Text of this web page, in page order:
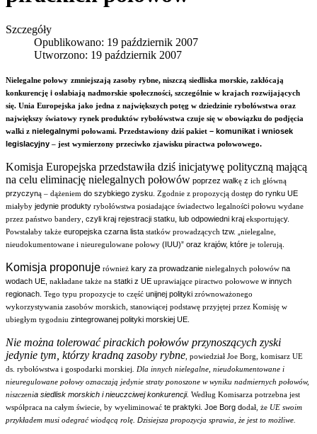
Szczegóły
Opublikowano: 19 październik 2007
Utworzono: 19 październik 2007
Nielegalne połowy zmniejszają zasoby rybne, niszczą siedliska morskie, zakłócają
konkurencję i osłabiają nadmorskie społeczności, szczególnie w krajach rozwijających
się. Unia Europejska jako jedna z największych potęg w dziedzinie rybołówstwa oraz
największy światowy rynek produktów rybołówstwa czuje się w obowiązku do podjęcia
walki z nielegalnymi połowami. Przedstawiony dziś pakiet – komunikat i wniosek
legislacyjny – jest wymierzony przeciwko zjawisku piractwa połowowego.
Komisja Europejska przedstawiła dziś inicjatywę polityczną mającą
na celu eliminację nielegalnych połowów poprzez walkę z ich główną
przyczyną – dążeniem do szybkiego zysku. Zgodnie z propozycją dostęp do rynku UE
miałyby jedynie produkty rybołówstwa posiadające świadectwo legalności połowu wydane
przez państwo bandery , czyli kraj rejestracji statku, lub odpowiedni kraj eksportujący.
Powstałaby także europejska czarna lista statków prowadzących tzw. „ nielegalne,
nieudokumentowane i nieuregulowane połowy (IUU)” oraz krajów, które je tolerują
Komisja proponuje również kary za prowadzanie nielegalnych połowów na
wodach UE, nakładane także na statki z UE uprawiające piractwo połowowe w innych
regionach. Tego typu propozycje to część unijnej polityki zrównoważonego
wykorzystywania zasobów morskich, stanowiącej podstawę przyjętej przez Komisję w
ubiegłym tygodniu zintegrowanej polityki morskiej UE.
Nie można tolerować pirackich połowów przynoszących zyski
jedynie tym, którzy kradną zasoby rybne , powiedział Joe Borg, komisarz UE
ds. rybołówstwa i gospodarki morskiej
Dla innych nielegalne, nieudokumentowane i
nieuregulowane połowy oznaczają jedynie straty ponoszone w wyniku nadmiernych połowów,
niszczenia siedlisk morskich i nieuczciwej konkurencji. Według Komisarza potrzebna jest
współpraca na całym świecie, by wyeliminować te praktyki. Joe Borg dodał, że UE swoim
przykładem musi odegrać wiodącą rolę . Dzisiejsza propozycja sprawia, że jest to możliwe.